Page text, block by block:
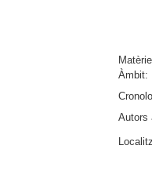
Àmbit:
Autors